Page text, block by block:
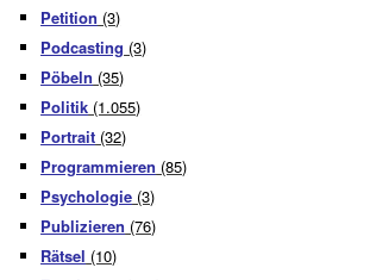
Petition (3)
Podcasting (3)
Pöbeln (35)
Politik (1.055)
Portrait (32)
Programmieren (85)
Psychologie (3)
Publizieren (76)
Rätsel (10)